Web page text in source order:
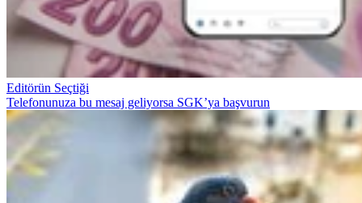
Editörün Seçtiği
Telefonunuza bu mesaj geliyorsa SGK’ya başvurun